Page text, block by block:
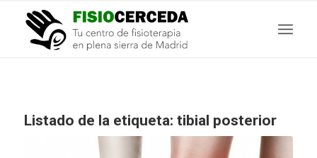
Listado de la etiqueta: tibial posterior